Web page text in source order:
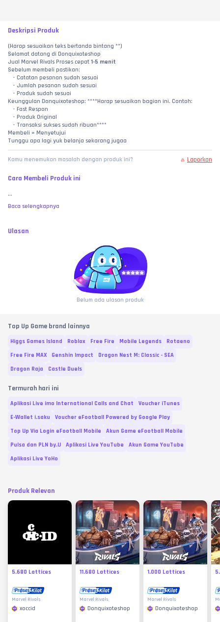
Deskripsi Produk
(Harap sesuaikan teks bertanda bintang **)
Selamat datang di Donquixoteshop
Jual Marvel Rivals Proses cepat 1-5 menit
Sebelum membeli pastikan:
Catatan pesanan sudah sesuai
Jumlah pesanan sudah sesuai
Produk sudah sesuai
Keunggulan Donquixoteshop: ****Harap sesuaikan bagian ini. Contoh:
Fast Respon
Produk Original
Transaksi sukses sudah ribuan****
Membeli = Menyetujui
Tunggu apa lagi yuk belanja sekarang jugaa
Kamu menemukan masalah dengan produk ini? Laporkan
Cara Membeli Produk ini
...
Baca selengkapnya
Ulasan
Belum ada ulasan produk
Top Up Game brand lainnya
Higgs Games Island Roblox Free Fire Mobile Legends
Rotaeno
Free Fire MAX
Genshin Impact
Dragon Nest M: Classic - SEA
Dragon Raja
Castle Duels
Termurah hari ini
Aplikasi Live imo International Calls and Chat
Voucher iTunes
E-Wallet i.saku
Voucher eFootball Powered by Google Play
Top Up Via Login eFootball Mobile
Akun Game eFootball Mobile
Pulsa dan PLN by.U
Aplikasi Live YouTube
Akun Game YouTube
Aplikasi Live YoHo
Produk Relevan
5.680 Lattices
Marvel Rivals
xoccid
11.680 Lattices
Marvel Rivals
Donquixoteshop
1.000 Lattices
Marvel Rivals
Donquixoteshop